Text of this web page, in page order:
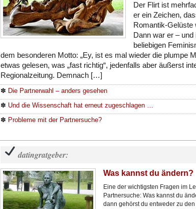
Der Flirt ist
er ein Zeichen,
Romantik-Gelüste
Dann war er –
beliebigen
dem besonderen Motto: „Ey, ist es mal wieder die plumpe
etwas gelesen, was „fast richtig“, jedenfalls aber äußerst
Regionalzeitung. Demnach […]
✽ Die Partnerwahl – anders gesehen
✽ Und die Wissenschaft hat erneut zugeschlagen …
✽ Probleme mit der Partnersuche?
datingratgeber:
Was kannst du ändern?
Eine der wichtigsten Fragen im
Partnersuche: Was kannst du
dann gehörst du entweder zu